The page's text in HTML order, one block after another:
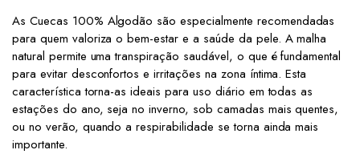
As Cuecas 100% Algodão são especialmente recomendadas
para quem valoriza o bem-estar e a saúde da pele. A malha
natural permite uma transpiração saudável, o que é fundamental
para evitar desconfortos e irritações na zona íntima. Esta
característica torna-as ideais para uso diário em todas as
estações do ano, seja no inverno, sob camadas mais quentes,
ou no verão, quando a respirabilidade se torna ainda mais
importante.